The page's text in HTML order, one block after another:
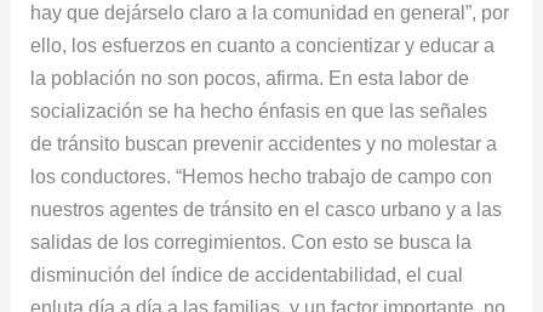
hay que dejárselo claro a la comunidad en general”, por
ello, los esfuerzos en cuanto a concientizar y educar a
la población no son pocos, afirma. En esta labor de
socialización se ha hecho énfasis en que las señales
de tránsito buscan prevenir accidentes y no molestar a
los conductores. “Hemos hecho trabajo de campo con
nuestros agentes de tránsito en el casco urbano y a las
salidas de los corregimientos. Con esto se busca la
disminución del índice de accidentabilidad, el cual
enluta día a día a las familias, y un factor importante, no